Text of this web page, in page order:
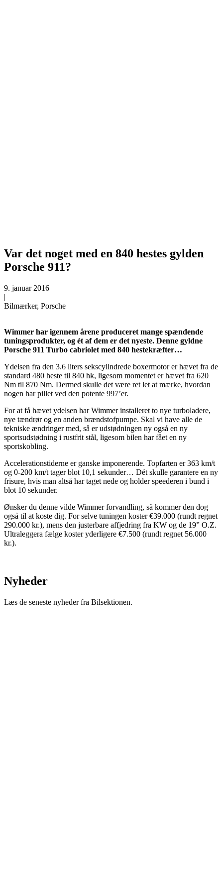
Var det noget med en 840 hestes gylden
Porsche 911?
9. januar 2016
|
Bilmærker, Porsche
Wimmer har igennem årene produceret mange spændende
tuningsprodukter, og ét af dem er det nyeste. Denne gyldne
Porsche 911 Turbo cabriolet med 840 hestekræfter…
Ydelsen fra den 3.6 liters sekscylindrede boxermotor er hævet fra de
standard 480 heste til 840 hk, ligesom momentet er hævet fra 620
Nm til 870 Nm. Dermed skulle det være ret let at mærke, hvordan
nogen har pillet ved den potente 997’er.
For at få hævet ydelsen har Wimmer installeret to nye turboladere,
nye tændrør og en anden brændstofpumpe. Skal vi have alle de
tekniske ændringer med, så er udstødningen ny også en ny
sportsudstødning i rustfrit stål, ligesom bilen har fået en ny
sportskobling.
Accelerationstiderne er ganske imponerende. Topfarten er 363 km/t
og 0-200 km/t tager blot 10,1 sekunder… Dét skulle garantere en ny
frisure, hvis man altså har taget nede og holder speederen i bund i
blot 10 sekunder.
Ønsker du denne vilde Wimmer forvandling, så kommer den dog
også til at koste dig. For selve tuningen koster €39.000 (rundt regnet
290.000 kr.), mens den justerbare affjedring fra KW og de 19” O.Z.
Ultraleggera fælge koster yderligere €7.500 (rundt regnet 56.000
kr.).
Nyheder
Læs de seneste nyheder fra Bilsektionen.